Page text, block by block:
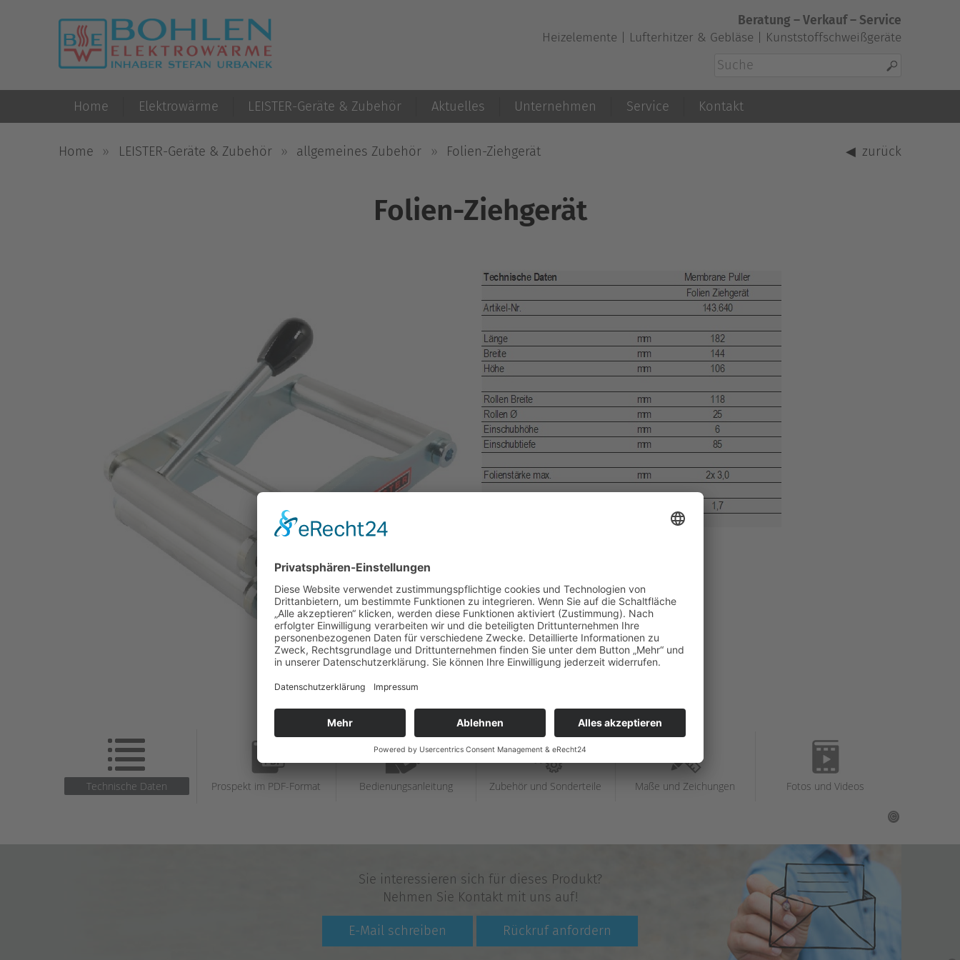
Beratung – Verkauf – Service
Heizelemente | Lufterhitzer & Gebläse | Kunststoffschweißgeräte
Home Elektrowärme LEISTER-Geräte & Zubehör Aktuelles Unternehmen Service Kontakt
Home » LEISTER-Geräte & Zubehör » allgemeines Zubehör » Folien-Ziehgerät zurück
Folien-Ziehgerät
Technische Daten Prospekt im PDF-Format Bedienungs­anleitung Zubehör und Sonderteile Maße und Zeichungen Fotos und Videos
Sie interessieren sich für dieses Produkt?
Nehmen Sie Kontakt mit uns auf!
E-Mail schreiben Rückruf anfordern